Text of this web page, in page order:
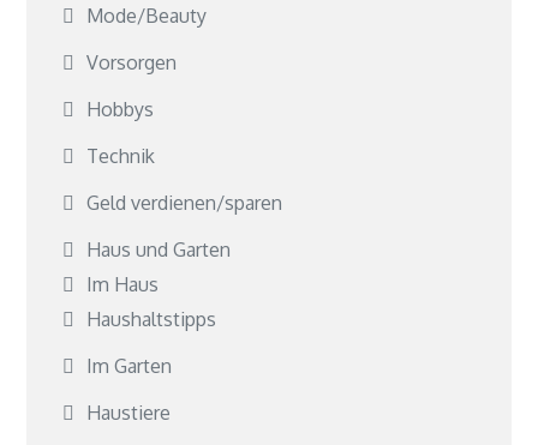
Mode/Beauty
Vorsorgen
Hobbys
Technik
Geld verdienen/sparen
Haus und Garten
Im Haus
Haushaltstipps
Im Garten
Haustiere